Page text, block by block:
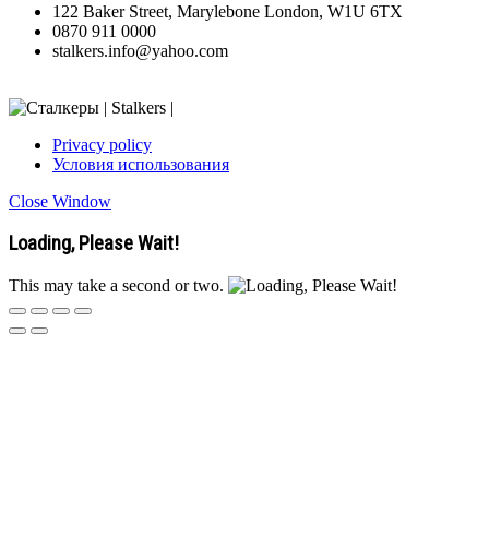
122 Baker Street, Marylebone London, W1U 6TX
0870 911 0000
stalkers.info@yahoo.com
Privacy policy
Условия использования
Close Window
Loading, Please Wait!
This may take a second or two.